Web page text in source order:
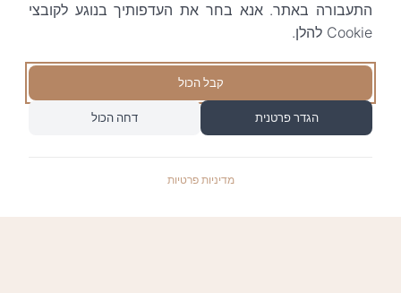
התעבורה באתר. אנא בחר את העדפותיך בנוגע לקובצי
Cookie להלן.
קבל הכול
הגדר פרטנית דחה הכול
מדיניות פרטיות